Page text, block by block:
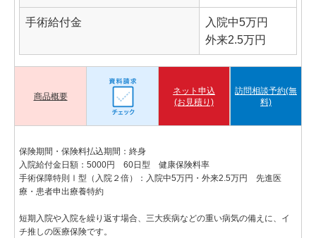
手術給付金
入院中5万円
外来2.5万円
商品概要
ネット申込
(お見積り)
訪問相談予約(無
料)
保険期間・保険料払込期間：終身
入院給付金日額：5000円 60日型 健康保険料率
手術保障特則Ⅰ型（入院２倍）：入院中5万円・外来2.5万円 先進医
療・患者申出療養特約
短期入院や入院を繰り返す場合、三大疾病などの重い病気の備えに、イ
チ推しの医療保険です。